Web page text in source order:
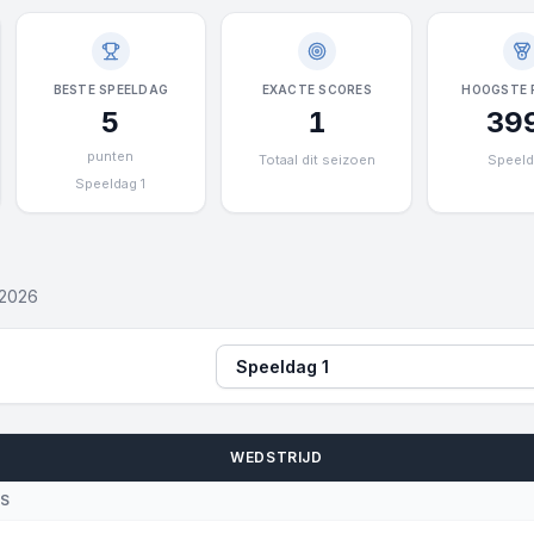
BESTE SPEELDAG
5
punten
Speeldag 1
EXACTE SCORES
1
Totaal dit seizoen
HOOGSTE
WEDSTRIJD